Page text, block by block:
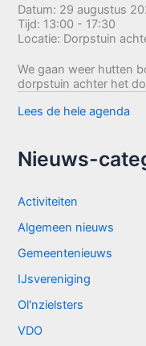
Datum: 29 augustus
Tijd: 13:00 - 17:30
Locatie: Dorpstuin
We gaan weer hutten
dorpstuin achter het
Lees de hele agenda
Nieuws-
Activiteiten
Algemeen nieuws
Gemeentenieuws
IJsvereniging
Ol'nzielsters
VDO